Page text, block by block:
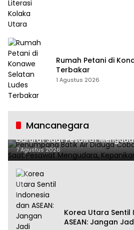
Rumah Petani di
Terbakar
1 Agustus 2026
Mancanegara
Penumpang Batik Air Diduga
Darurat Saat Pesawat
di Dalam Kabin
7 Agustus 2026
Korea Utara Sentil
ASEAN: Jangan